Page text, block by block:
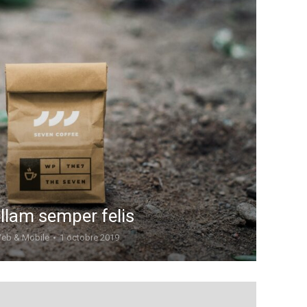
semper felis
& Mobile 1 octobre 2019